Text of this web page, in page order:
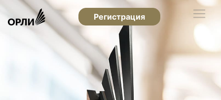
Регистрация